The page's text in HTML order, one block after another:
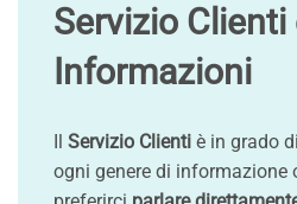
Servizio Clienti
Informazioni
Servizio Clienti è in grado
ogni genere di informazione